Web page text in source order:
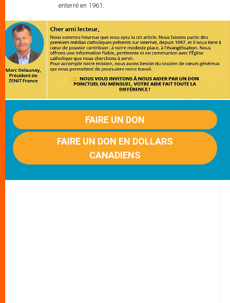
enterré en 1961.
FAIRE UN DON
FAIRE UN DON EN DOLLARS
CANADIENS